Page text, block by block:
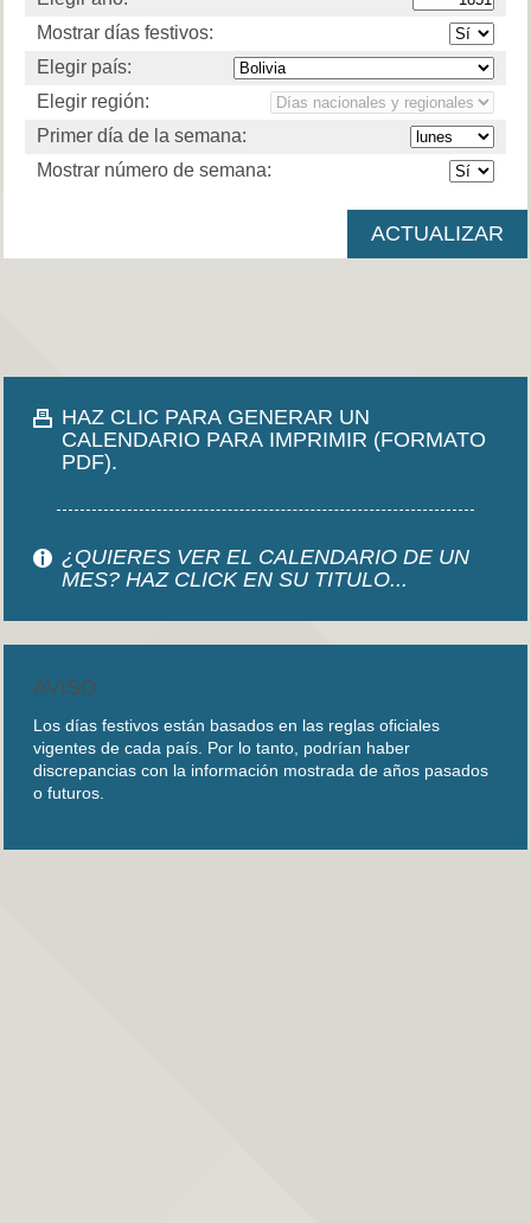
Mostrar días festivos:
Elegir país:
Elegir región:
Primer día de la semana:
Mostrar número de semana:
HAZ CLIC PARA GENERAR UN
CALENDARIO PARA IMPRIMIR (FORMATO
PDF).
¿QUIERES VER EL CALENDARIO DE UN
MES? HAZ CLICK EN SU TITULO...
AVISO
Los días festivos están basados en las reglas oficiales
vigentes de cada país. Por lo tanto, podrían haber
discrepancias con la información mostrada de años pasados
o futuros.